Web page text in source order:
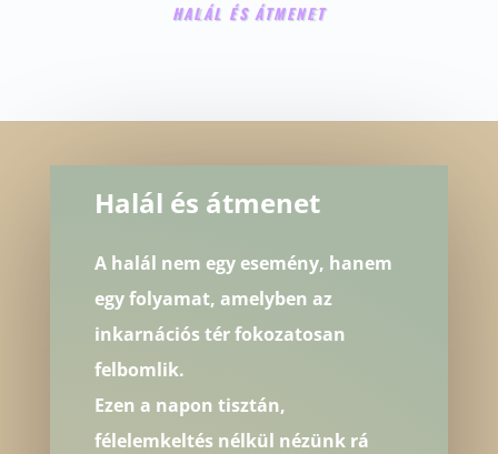
HALÁL ÉS ÁTMENET
Halál és átmenet
A halál nem egy esemény, hanem
egy folyamat, amelyben az
inkarnációs tér fokozatosan
felbomlik.
Ezen a napon tisztán,
félelemkeltés nélkül nézünk rá